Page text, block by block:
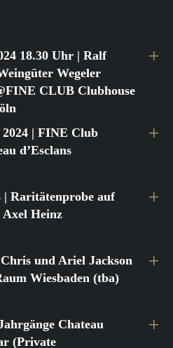
18.30 Uhr | Ralf
Wegeler
CLUB Clubhouse
| FINE Club
d’Esclans
| Raritätenprobe auf
Axel Heinz
und Ariel Jackson
Wiesbaden (tba)
Chateau
(Private